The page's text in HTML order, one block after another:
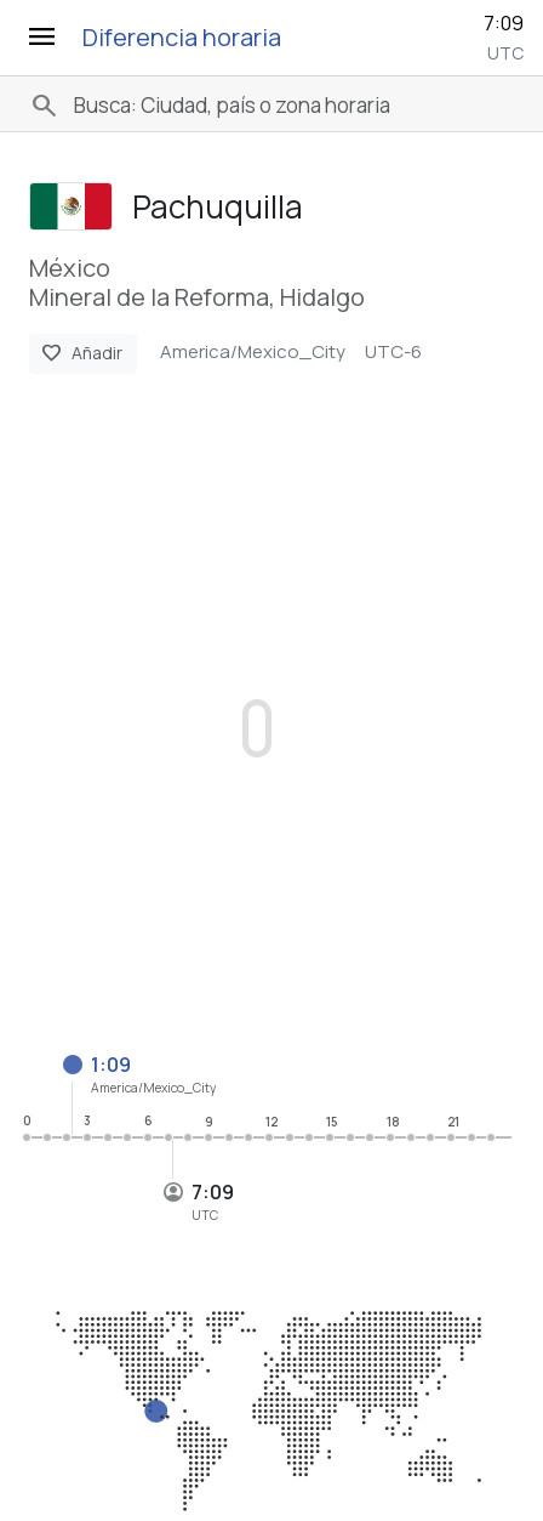
menu Diferencia horaria 7:09
UTC
search
Pachuquilla
México
Mineral de la Reforma, Hidalgo
favorite Añadir America/Mexico_City UTC-6
7:09
UTC
1:09
America/Mexico_City
0
3 6 9 12 15 18 21